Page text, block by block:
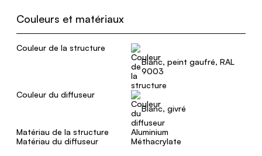
Couleurs et matériaux
Couleur de la structure
Blanc, peint gaufré, RAL
9003
Couleur du diffuseur
Blanc, givré
Matériau de la structure
Aluminium
Matériau du diffuseur
Méthacrylate